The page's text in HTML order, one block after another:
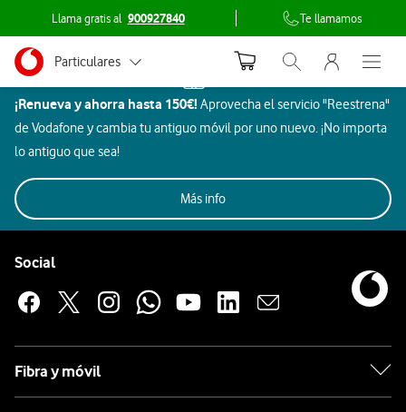
Llama gratis al 900927840 Te llamamos
Ir a la pagina principal de vodafone.es
Menu navegación Segmento
Particulares
Autónomos
Pymes
Grandes empresas
y AA.PP.
Abrir buscador.
Menu
Abre
Inicio
Dispositivos
MóvilesGamingSmartwatch
Auriculares
Apple
Samsung
¿Puedo
comprar
un
dispositivo
en
sin
una tarifa?
No,
de
¡Renueva y ahorra hasta 150€! Aprovecha el servicio "Reestrena"
de Vodafone y cambia tu antiguo móvil por uno nuevo. ¡No importa
lo antiguo que sea!
Más info
Social
Fibra y móvil